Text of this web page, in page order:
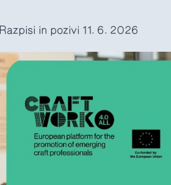
Razpisi in pozivi 11. 6. 2026